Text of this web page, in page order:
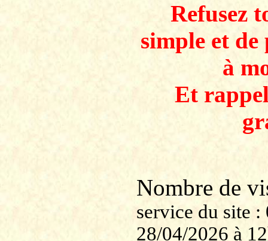
Refusez
simple et
à
Et
Nombre de
service du site
28/04/2026 à